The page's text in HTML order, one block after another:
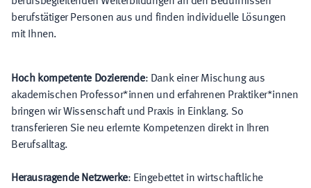
berufstätiger Personen aus und finden individuelle Lösungen
mit Ihnen.
Hoch kompetente Dozierende: Dank einer Mischung aus
akademischen Professor*innen und erfahrenen Praktiker*innen
bringen wir Wissenschaft und Praxis in Einklang. So
transferieren Sie neu erlernte Kompetenzen direkt in Ihren
Berufsalltag.
Herausragende Netzwerke: Eingebettet in wirtschaftliche